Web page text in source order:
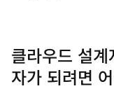
클라우드 설
자가 되려면